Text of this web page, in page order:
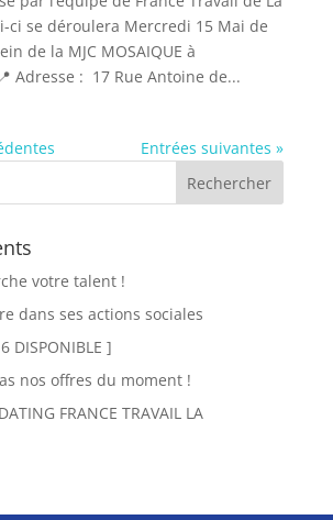
ci se déroulera Mercredi 15 Mai de
de la MJC MOSAIQUE à
Adresse : 17 Rue Antoine de...
Entrées suivantes »
votre talent !
dans ses actions sociales
DISPONIBLE ]
nos offres du moment !
FRANCE TRAVAIL LA